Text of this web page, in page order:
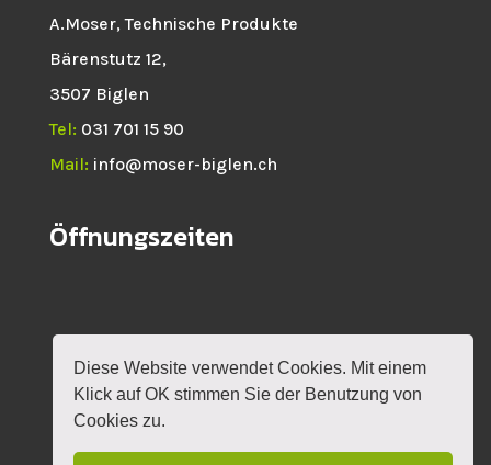
Diese Website verwendet Cookies. Mit einem
Klick auf OK stimmen Sie der Benutzung von
Cookies zu.
A.Moser, Technische Produkte
Bärenstutz 12,
3507 Biglen
Tel: 031 701 15 90
Mail: info@moser-biglen.ch
Öffnungszeiten
HOME NEWS SHOP
ROTAX
VERANSTALTUNGEN